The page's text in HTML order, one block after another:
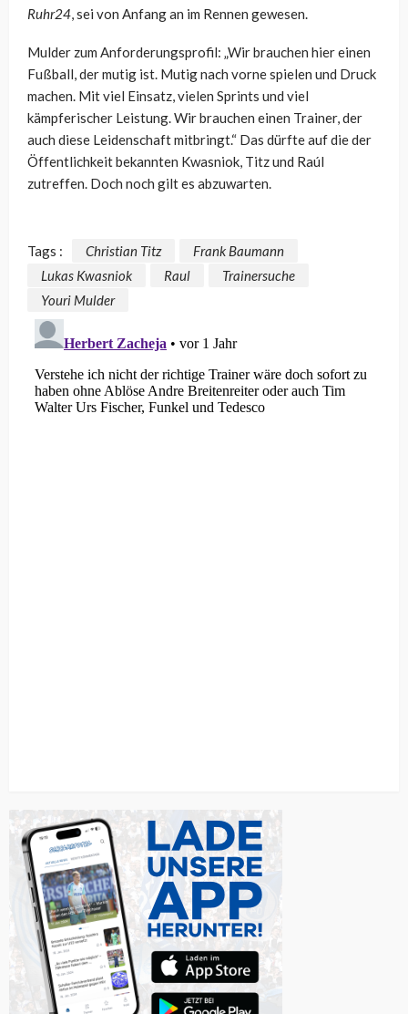
Ruhr24, sei von Anfang an im Rennen gewesen.
Mulder zum Anforderungsprofil: „Wir brauchen hier einen
Fußball, der mutig ist. Mutig nach vorne spielen und Druck
machen. Mit viel Einsatz, vielen Sprints und viel
kämpferischer Leistung. Wir brauchen einen Trainer, der
auch diese Leidenschaft mitbringt.“ Das dürfte auf die der
Öffentlichkeit bekannten Kwasniok, Titz und Raúl
zutreffen. Doch noch gilt es abzuwarten.
Tags : Christian Titz
Frank Baumann
Lukas Kwasniok
Raul
Trainersuche
Youri Mulder